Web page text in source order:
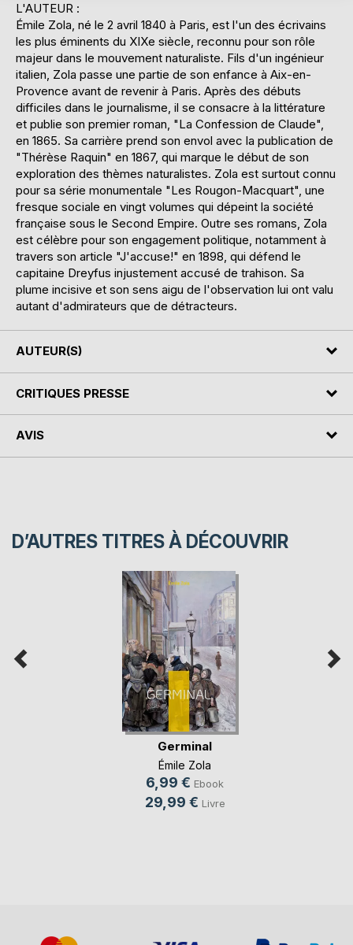
L'AUTEUR :
Émile Zola, né le 2 avril 1840 à Paris, est l'un des écrivains
les plus éminents du XIXe siècle, reconnu pour son rôle
majeur dans le mouvement naturaliste. Fils d'un ingénieur
italien, Zola passe une partie de son enfance à Aix-en-
Provence avant de revenir à Paris. Après des débuts
difficiles dans le journalisme, il se consacre à la littérature
et publie son premier roman, "La Confession de Claude",
en 1865. Sa carrière prend son envol avec la publication de
"Thérèse Raquin" en 1867, qui marque le début de son
exploration des thèmes naturalistes. Zola est surtout connu
pour sa série monumentale "Les Rougon-Macquart", une
fresque sociale en vingt volumes qui dépeint la société
française sous le Second Empire. Outre ses romans, Zola
est célèbre pour son engagement politique, notamment à
travers son article "J'accuse!" en 1898, qui défend le
capitaine Dreyfus injustement accusé de trahison. Sa
plume incisive et son sens aigu de l'observation lui ont valu
autant d'admirateurs que de détracteurs.
AUTEUR(S)
CRITIQUES PRESSE
AVIS
D’AUTRES TITRES À DÉCOUVRIR
Germinal
Émile Zola
6,99 € Ebook
29,99 € Livre